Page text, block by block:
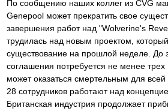
По сообщению наших коллег из CVG
Genepool может прекратить свое
завершения работ над "Wolverine's
трудилась над новым проектом,
существование на прошлой неделе. До
соглашения потребуется не менее трех
может оказаться смертельным для
28 сотрудников работают над
Британская индустрия продолжает